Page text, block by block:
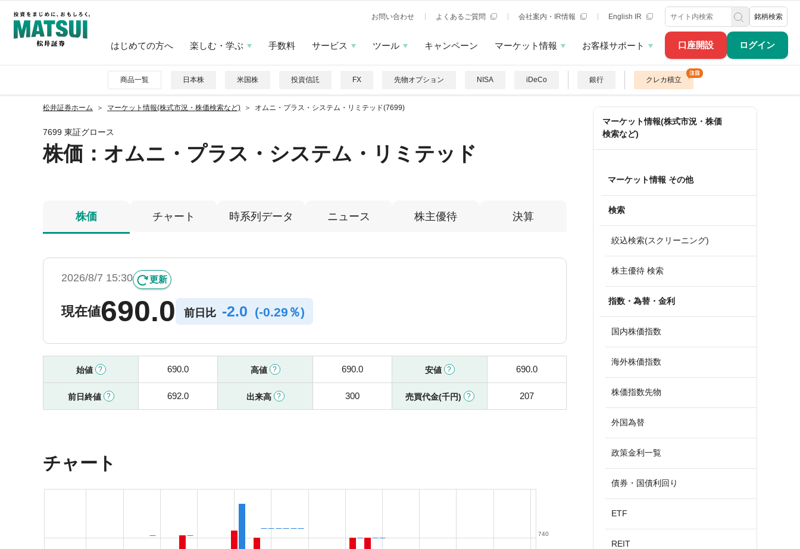
口座開設 ログイン
お問い合わせ よくあるご質問 会社案内・IR情報 English IR 銘柄検索
はじめての方へ 楽しむ・学ぶ 手数料 サービス ツール キャンペーン マーケット情報 お客様サポート
商品一覧 日本株 米国株 投資信託 FX 先物オプション NISA iDeCo 銀行 クレカ積立
松井証券ホーム マーケット情報(株式市況・株価検索など) オムニ・プラス・システム・リミテッド(7699)
7699 東証グロース
株価 ：オムニ・プラス・システム・リミテッド
株価 チャート 時系列データ ニュース 株主優待 決算
2026/8/7 15:30 更新
現在値690.0 前日比 -2.0 (-0.29％)
始値 690.0 高値 690.0 安値 690.0
前日終値 692.0 出来高 300 売買代金(千円) 207
チャート
740
マーケット情報(株式市況・株価
検索など)
マーケット情報 その他
検索
絞込検索(スクリーニング)
株主優待 検索
指数・為替・金利
国内株価指数
海外株価指数
株価指数先物
外国為替
政策金利一覧
債券・国債利回り
ETF
REIT